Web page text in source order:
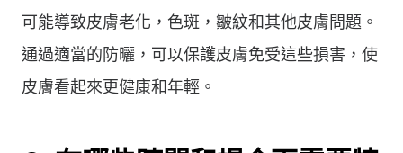
可能導致皮膚老化，色斑，皺紋和其他皮膚問題。
通過適當的防曬，可以保護皮膚免受這些損害，使
皮膚看起來更健康和年輕。